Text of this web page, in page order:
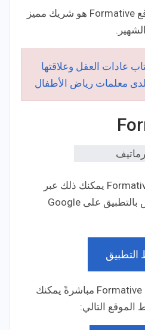
ومن الجدير بالذكر أن موقع Formative هو شريك مميز
عادات العقل وعلاقتها
لدى معلمات رياض الأطفال
إذا أردت تحميل تطبيق Formative يمكنك ذلك عبر
زيارة الرابط التالي الخاص بالتطبيق على Google
التطبيق
بينما إذا أردت زيارة موقع Formative مباشرةً يمكنك
التالي: